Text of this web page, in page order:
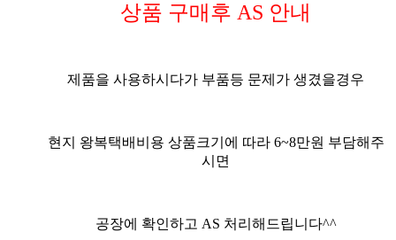
상품 구매후 AS 안내
제품을 사용하시다가 부품등 문제가 생겼을경우
현지 왕복택배비용 상품크기에 따라 6~8만원 부담해주
시면
공장에 확인하고 AS 처리해드립니다^^